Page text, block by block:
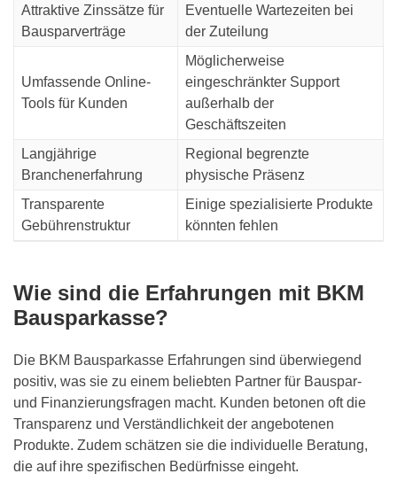
Attraktive Zinssätze für
Bausparverträge
Eventuelle Wartezeiten bei
der Zuteilung
Umfassende Online-
Tools für Kunden
Möglicherweise
eingeschränkter Support
außerhalb der
Geschäftszeiten
Langjährige
Branchenerfahrung
Regional begrenzte
physische Präsenz
Transparente
Gebührenstruktur
Einige spezialisierte Produkte
könnten fehlen
Wie sind die Erfahrungen mit BKM
Bausparkasse?
Die BKM Bausparkasse Erfahrungen sind überwiegend
positiv, was sie zu einem beliebten Partner für Bauspar-
und Finanzierungsfragen macht. Kunden betonen oft die
Transparenz und Verständlichkeit der angebotenen
Produkte. Zudem schätzen sie die individuelle Beratung,
die auf ihre spezifischen Bedürfnisse eingeht.